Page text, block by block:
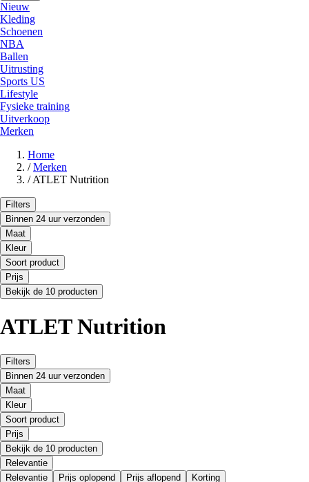
Nieuw
Kleding
Schoenen
NBA
Ballen
Uitrusting
Sports US
Lifestyle
Fysieke training
Uitverkoop
Merken
Home
/ Merken
/ATLET Nutrition
Filters
Binnen 24 uur verzonden
Maat
Kleur
Soort product
Prijs
Bekijk de 10 producten
ATLET Nutrition
Filters
Binnen 24 uur verzonden
Maat
Kleur
Soort product
Prijs
Bekijk de 10 producten
Relevantie
Relevantie
Prijs oplopend Prijs aflopend Korting